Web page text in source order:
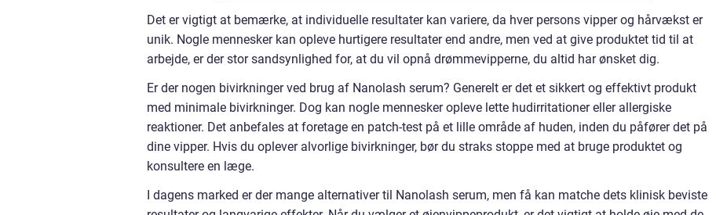
Det er vigtigt at bemærke, at individuelle resultater kan variere, da hver persons vipper og hårvækst er
unik. Nogle mennesker kan opleve hurtigere resultater end andre, men ved at give produktet tid til at
arbejde, er der stor sandsynlighed for, at du vil opnå drømmevipperne, du altid har ønsket dig.
Er der nogen bivirkninger ved brug af Nanolash serum? Generelt er det et sikkert og effektivt produkt
med minimale bivirkninger. Dog kan nogle mennesker opleve lette hudirritationer eller allergiske
reaktioner. Det anbefales at foretage en patch-test på et lille område af huden, inden du påfører det på
dine vipper. Hvis du oplever alvorlige bivirkninger, bør du straks stoppe med at bruge produktet og
konsultere en læge.
I dagens marked er der mange alternativer til Nanolash serum, men få kan matche dets klinisk beviste